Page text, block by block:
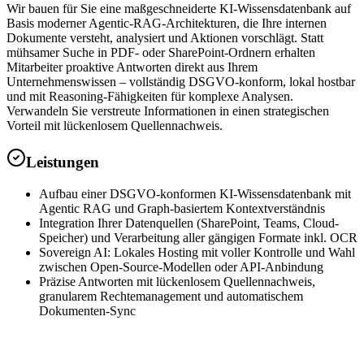
Wir bauen für Sie eine maßgeschneiderte KI-Wissensdatenbank auf
Basis moderner Agentic-RAG-Architekturen, die Ihre internen
Dokumente versteht, analysiert und Aktionen vorschlägt. Statt
mühsamer Suche in PDF- oder SharePoint-Ordnern erhalten
Mitarbeiter proaktive Antworten direkt aus Ihrem
Unternehmenswissen – vollständig DSGVO-konform, lokal hostbar
und mit Reasoning-Fähigkeiten für komplexe Analysen.
Verwandeln Sie verstreute Informationen in einen strategischen
Vorteil mit lückenlosem Quellennachweis.
Leistungen
Aufbau einer DSGVO-konformen KI-Wissensdatenbank mit
Agentic RAG und Graph-basiertem Kontextverständnis
Integration Ihrer Datenquellen (SharePoint, Teams, Cloud-
Speicher) und Verarbeitung aller gängigen Formate inkl. OCR
Sovereign AI: Lokales Hosting mit voller Kontrolle und Wahl
zwischen Open-Source-Modellen oder API-Anbindung
Präzise Antworten mit lückenlosem Quellennachweis,
granularem Rechtemanagement und automatischem
Dokumenten-Sync